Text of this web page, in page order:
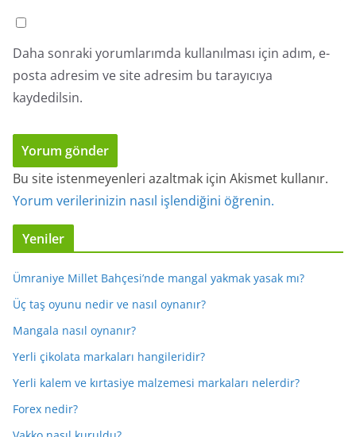
Daha sonraki yorumlarımda kullanılması için adım, e-
posta adresim ve site adresim bu tarayıcıya
kaydedilsin.
Bu site istenmeyenleri azaltmak için Akismet kullanır.
Yorum verilerinizin nasıl işlendiğini öğrenin.
Yeniler
Ümraniye Millet Bahçesi’nde mangal yakmak yasak mı?
Üç taş oyunu nedir ve nasıl oynanır?
Mangala nasıl oynanır?
Yerli çikolata markaları hangileridir?
Yerli kalem ve kırtasiye malzemesi markaları nelerdir?
Forex nedir?